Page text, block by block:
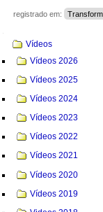
registrado em:
Navegação
Vídeos
Vídeos 2026
Vídeos 2025
Vídeos 2024
Vídeos 2023
Vídeos 2022
Vídeos 2021
Vídeos 2020
Vídeos 2019